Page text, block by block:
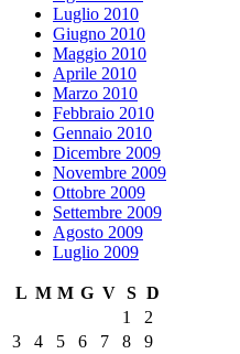
Luglio 2010
Giugno 2010
Maggio 2010
Aprile 2010
Marzo 2010
Febbraio 2010
Gennaio 2010
Dicembre 2009
Novembre 2009
Ottobre 2009
Settembre 2009
Agosto 2009
Luglio 2009
L M M G V S D
1
2
3
4 5 6 7 8
9